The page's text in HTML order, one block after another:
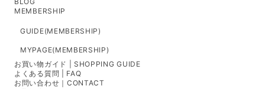
MEMBERSHIP
GUIDE(MEMBERSHIP)
MYPAGE(MEMBERSHIP)
お買い物ガイド | SHOPPING GUIDE
よくある質問 | FAQ
お問い合わせ｜CONTACT